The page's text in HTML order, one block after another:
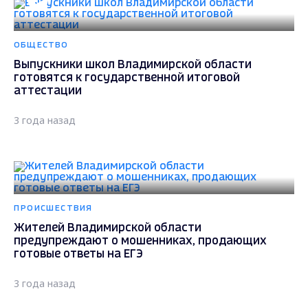
ОБЩЕСТВО
Выпускники школ Владимирской области
готовятся к государственной итоговой
аттестации
3 года назад
ПРОИСШЕСТВИЯ
Жителей Владимирской области
предупреждают о мошенниках, продающих
готовые ответы на ЕГЭ
3 года назад